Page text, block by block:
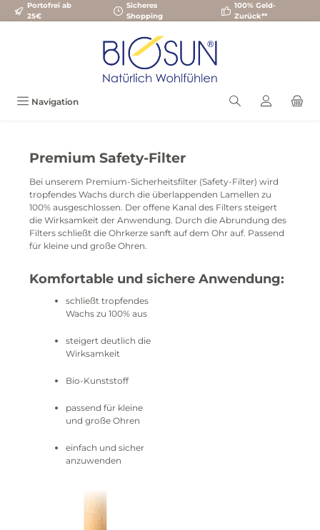
Zum Hauptinhalt springen
Portofrei ab
25€
Sicheres
Shopping
100% Geld-
Zurück**
Navigation
Premium Safety-Filter
Bei unserem Premium-Sicherheitsfilter (Safety-Filter) wird
tropfendes Wachs durch die überlappenden Lamellen zu
100% ausgeschlossen. Der offene Kanal des Filters steigert
die Wirksamkeit der Anwendung. Durch die Abrundung des
Filters schließt die Ohrkerze sanft auf dem Ohr auf. Passend
für kleine und große Ohren.
Komfortable und sichere Anwendung:
schließt tropfendes
Wachs zu 100% aus
steigert deutlich die
Wirksamkeit
Bio-Kunststoff
passend für kleine
und große Ohren
einfach und sicher
anzuwenden